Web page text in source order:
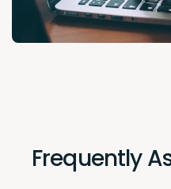
Frequently